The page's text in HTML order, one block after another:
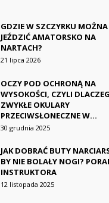
GDZIE W SZCZYRKU MOŻNA
JEŹDZIĆ AMATORSKO NA
NARTACH?
21 lipca 2026
OCZY POD OCHRONĄ NA
WYSOKOŚCI, CZYLI
ZWYKŁE OKULARY
PRZECIWSŁONECZNE W...
30 grudnia 2025
JAK DOBRAĆ BUTY
BY NIE BOLAŁY NOGI?
INSTRUKTORA
12 listopada 2025